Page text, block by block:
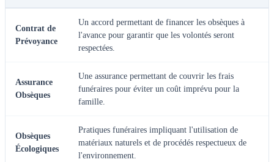
Contrat de
Prévoyance
Un accord permettant de financer les obsèques à
l'avance pour garantir que les volontés seront
respectées.
Assurance
Obsèques
Une assurance permettant de couvrir les frais
funéraires pour éviter un coût imprévu pour la
famille.
Obsèques
Écologiques
Pratiques funéraires impliquant l'utilisation de
matériaux naturels et de procédés respectueux de
l'environnement.